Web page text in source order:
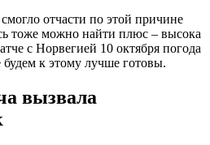
отчасти по этой причине
тоже можно найти плюс – высока
с Норвегией 10 октября погода
к этому лучше готовы.
вызвала